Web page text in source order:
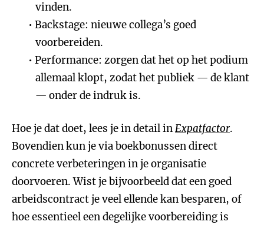
vinden.
Backstage: nieuwe collega’s goed
voorbereiden.
Performance: zorgen dat het op het podium
allemaal klopt, zodat het publiek — de klant
— onder de indruk is.
Hoe je dat doet, lees je in detail inExpatfactor.
Bovendien kun je via boekbonussen direct
concrete verbeteringen in je organisatie
doorvoeren. Wist je bijvoorbeeld dat een goed
arbeidscontract je veel ellende kan besparen, of
hoe essentieel een degelijke voorbereiding is